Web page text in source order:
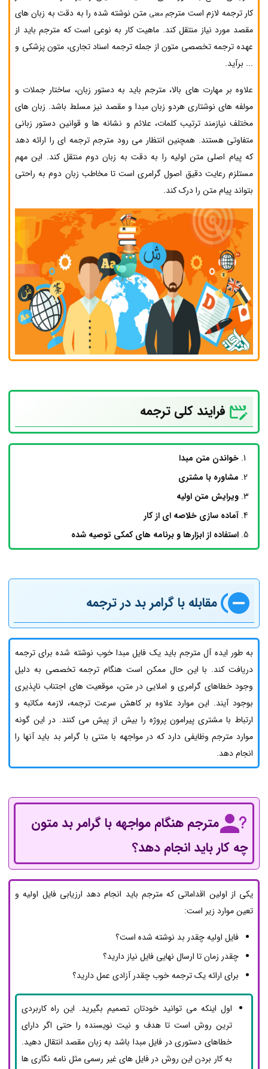
کار ترجمه لازم است مترجم معنی متن نوشته شده را به دقت به زبان های
مقصد مورد نیاز منتقل کند. ماهیت کار به نوعی است که مترجم باید از
عهده ترجمه تخصصی متون از جمله ترجمه اسناد تجاری، متون پزشکی و
... برآید.
علاوه بر مهارت های بالا، مترجم باید به دستور زبان، ساختار جملات و
مولفه های نوشتاری هردو زبان مبدا و مقصد نیز مسلط باشد. زبان های
مختلف نیازمند ترتیب کلمات، علائم و نشانه ها و قوانین دستور زبانی
متفاوتی هستند. همچنین انتظار می رود مترجم ترجمه ای را ارائه دهد
که پیام اصلی متن اولیه را به دقت به زبان دوم منتقل کند. این مهم
مستلزم رعایت دقیق اصول گرامری است تا مخاطب زبان دوم به راحتی
بتواند پیام متن را درک کند.
فرایند کلی ترجمه
خواندن متن مبدا
مشاوره با مشتری
ویرایش متن اولیه
آماده سازی خلاصه ای از کار
استفاده از ابزارها و برنامه های کمکی توصیه شده
مقابله با گرامر بد در ترجمه
به طور ایده آل مترجم باید یک فایل مبدا خوب نوشته شده برای ترجمه
دریافت کند. با این حال ممکن است هنگام ترجمه تخصصی به دلیل
وجود خطاهای گرامری و املایی در متن، موقعیت های اجتناب ناپذیری
بوجود آیند. این موارد علاوه بر کاهش سرعت ترجمه، لازمه مکاتبه و
ارتباط با مشتری پیرامون پروژه را بیش از پیش می کنند. در این گونه
موارد مترجم وظایفی دارد که در مواجهه با متنی با گرامر بد باید آنها را
انجام دهد.
مترجم هنگام مواجهه با گرامر بد متون
چه کار باید انجام دهد؟
یکی از اولین اقداماتی که مترجم باید انجام دهد ارزیابی فایل اولیه و
تعین موارد زیر است:
فایل اولیه چقدر بد نوشته شده است؟
چقدر زمان تا ارسال نهایی فایل نیاز دارید؟
برای ارائه یک ترجمه خوب چقدر آزادی عمل دارید؟
اول اینکه می توانید خودتان تصمیم بگیرید. این راه کاربردی
ترین روش است تا هدف و نیت نویسنده را حتی اگر دارای
خطاهای دستوری در فایل مبدا باشد به زبان مقصد انتقال دهید.
به کار بردن این روش در فایل های غیر رسمی مثل نامه نگاری ها